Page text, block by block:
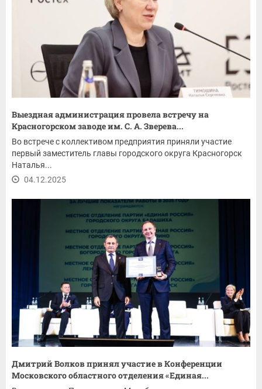
Выездная администрация провела встречу на
Красногорском заводе им. С. А. Зверева...
Во встрече с коллективом предприятия приняли участие
первый заместитель главы городского округа Красногорск
Наталья...
04.12.2025
Дмитрий Волков принял участие в Конференции
Московского областного отделения «Единая...